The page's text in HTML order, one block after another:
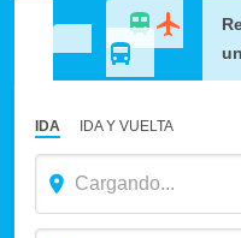
IDA IDA Y VUELTA